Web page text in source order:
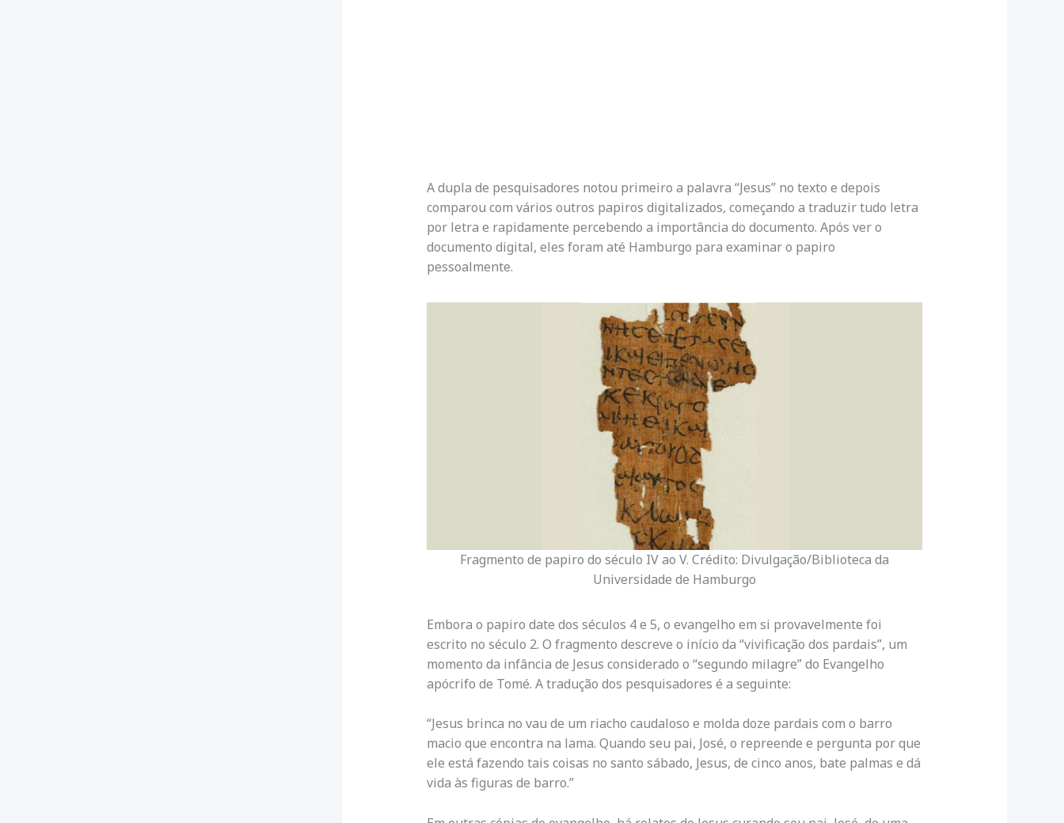
A dupla de pesquisadores notou primeiro a palavra “Jesus” no texto e depois
comparou com vários outros papiros digitalizados, começando a traduzir tudo letra
por letra e rapidamente percebendo a importância do documento. Após ver o
documento digital, eles foram até Hamburgo para examinar o papiro
pessoalmente.
Fragmento de papiro do século IV ao V. Crédito: Divulgação/Biblioteca da
Universidade de Hamburgo
Embora o papiro date dos séculos 4 e 5, o evangelho em si provavelmente foi
escrito no século 2. O fragmento descreve o início da “vivificação dos pardais”, um
momento da infância de Jesus considerado o “segundo milagre” do Evangelho
apócrifo de Tomé. A tradução dos pesquisadores é a seguinte:
“Jesus brinca no vau de um riacho caudaloso e molda doze pardais com o barro
macio que encontra na lama. Quando seu pai, José, o repreende e pergunta por que
ele está fazendo tais coisas no santo sábado, Jesus, de cinco anos, bate palmas e dá
vida às figuras de barro.”